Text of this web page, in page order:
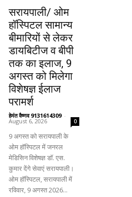
सरायपाली/ ओम
हॉस्पिटल सामान्य
बीमारियों से लेकर
डायबिटीज व बीपी
तक का इलाज, 9
अगस्त को मिलेगा
विशेषज्ञ ईलाज
परामर्श
हेमंत वैष्णव 9131614309 -
August 6, 2026 0
9 अगस्त को सरायपाली के
ओम हॉस्पिटल में जनरल
मेडिसिन विशेषज्ञ डॉ. एस.
कुमार देंगे सेवाएं सरायपाली।
ओम हॉस्पिटल, सरायपाली में
रविवार, 9 अगस्त 2026...